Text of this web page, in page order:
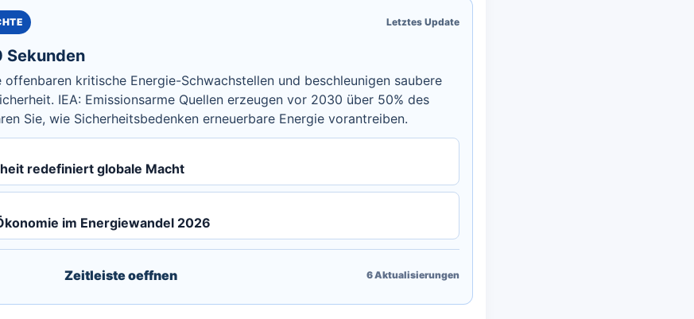
Letztes Update
Sekunden
kritische Energie-Schwachstellen und beschleunigen saubere
IEA: Emissionsarme Quellen erzeugen vor 2030 über 50% des
Sie, wie Sicherheitsbedenken erneuerbare Energie vorantreiben.
redefiniert globale Macht
im Energiewandel 2026
Zeitleiste oeffnen 6Aktualisierungen